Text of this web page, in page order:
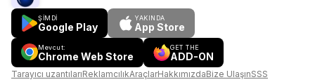
ŞİMDİ
Google Play
YAKINDA
App Store
Mevcut:
Chrome Web Store
GET THE
ADD-ON
Tarayıcı uzantılarıReklamcılıkAraçlarHakkımızdaBize UlaşınSSS